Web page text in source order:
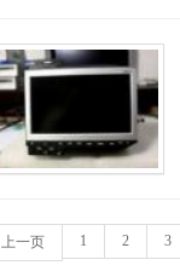
上一页 1 2 3